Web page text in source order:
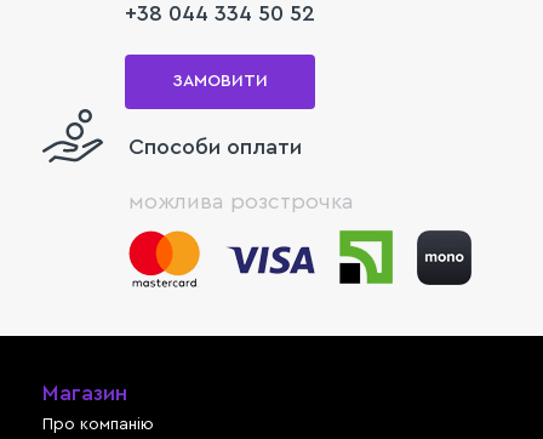
+38 044 334 50 52
ЗАМОВИТИ
Способи оплати
можлива розстрочка
Магазин
Про компанію